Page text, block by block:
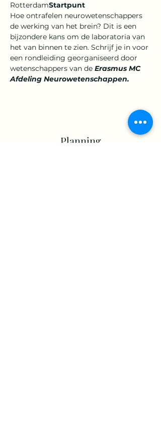
RotterdamStartpunt
Hoe ontrafelen neurowetenschappers
de werking van het brein? Dit is een
bijzondere kans om de laboratoria van
het van binnen te zien. Schrijf je in voor
een rondleiding georganiseerd door
wetenschappers van de Erasmus MC
Afdeling Neurowetenschappen.
Planning